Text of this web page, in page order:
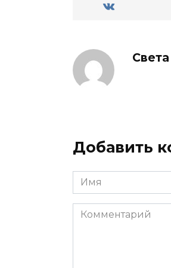
Света
Добавить
Имя
*
Комментарий